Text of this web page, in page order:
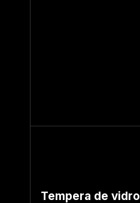
Tempera de vidro